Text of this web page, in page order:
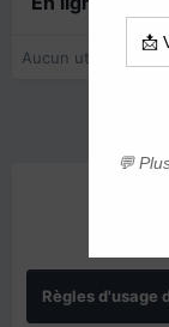
Aucun utilisateur
Règles d'usage